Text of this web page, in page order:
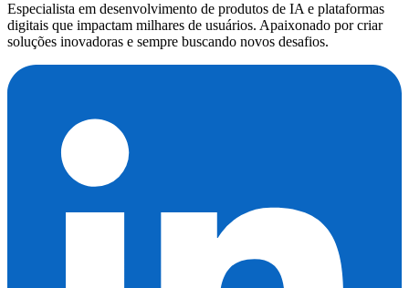
Especialista em desenvolvimento de produtos de IA e plataformas
digitais que impactam milhares de usuários. Apaixonado por criar
soluções inovadoras e sempre buscando novos desafios.